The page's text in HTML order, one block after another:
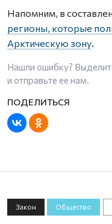
Напомним, в
регионы, которые
Арктическую зону.
Нашли ошибку?
и отправьте ее нам.
Закон Общество